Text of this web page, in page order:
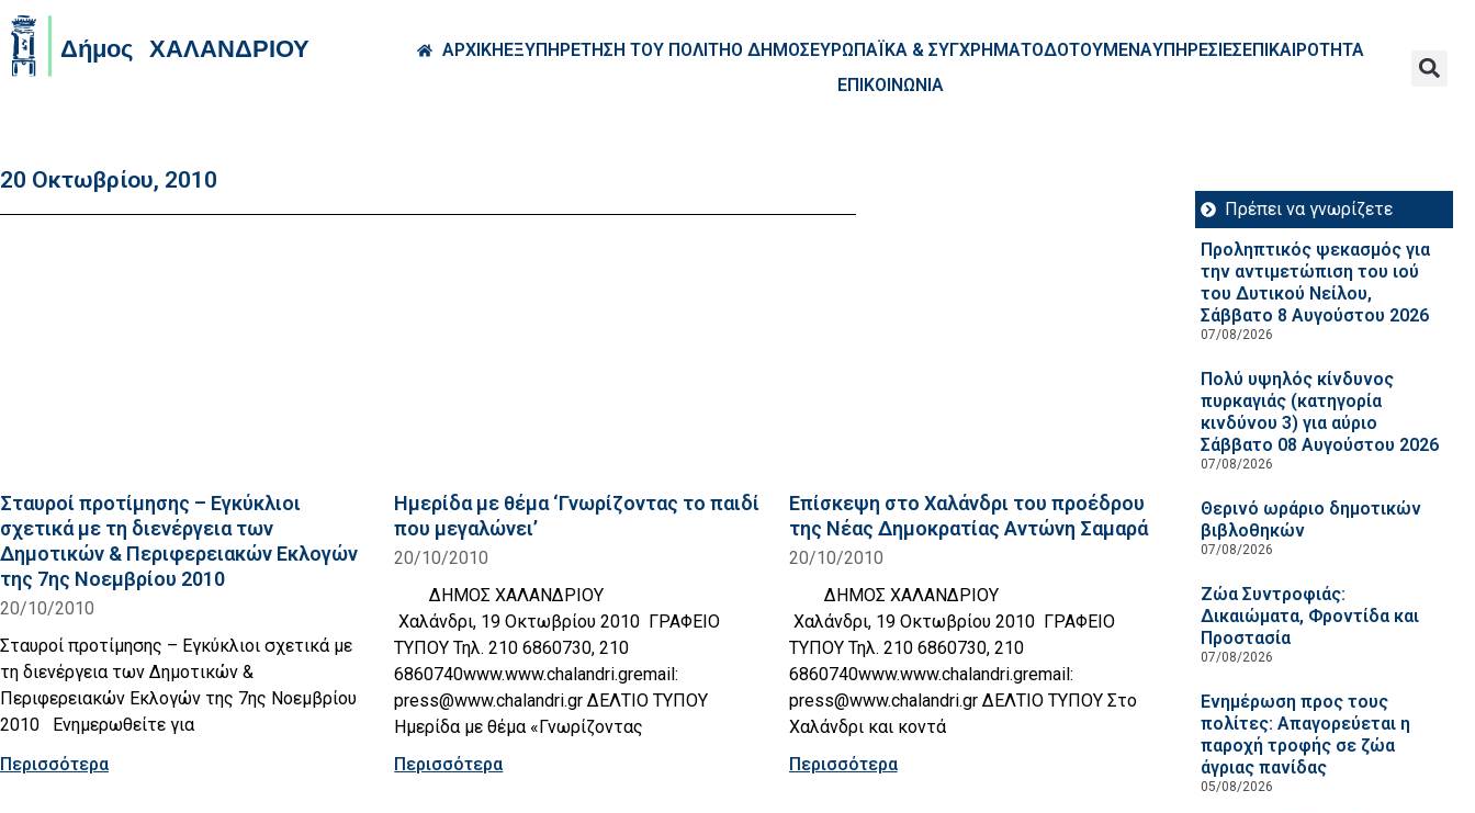
ΑΡΧΙΚΗΕΞΥΠΗΡΕΤΗΣΗ ΤΟΥ ΠΟΛΙΤΗΟ ΔΗΜΟΣΕΥΡΩΠΑΪΚΑ & ΣΥΓΧΡΗΜΑΤΟΔΟΤΟΥΜΕΝΑΥΠΗΡΕΣΙΕΣΕΠΙΚΑΙΡΟΤΗΤΑ
ΕΠΙΚΟΙΝΩΝΙΑ
20 Οκτωβρίου, 2010
Σταυροί προτίμησης – Εγκύκλιοι
σχετικά με τη διενέργεια των
Δημοτικών & Περιφερειακών Εκλογών
της 7ης Νοεμβρίου 2010
20/10/2010
Σταυροί προτίμησης – Εγκύκλιοι σχετικά με
τη διενέργεια των Δημοτικών &
Περιφερειακών Εκλογών της 7ης Νοεμβρίου
2010 Ενημερωθείτε για
Περισσότερα
Ημερίδα με θέμα ‘Γνωρίζοντας το παιδί
που μεγαλώνει’
20/10/2010
ΔΗΜΟΣ ΧΑΛΑΝΔΡΙΟΥ
Χαλάνδρι, 19 Οκτωβρίου 2010 ΓΡΑΦΕΙΟ
ΤΥΠΟΥ Τηλ. 210 6860730, 210
6860740www.www.chalandri.gremail:
press@www.chalandri.gr ΔΕΛΤΙΟ ΤΥΠΟΥ
Ημερίδα με θέμα «Γνωρίζοντας
Περισσότερα
Επίσκεψη στο Χαλάνδρι του προέδρου
της Νέας Δημοκρατίας Αντώνη Σαμαρά
20/10/2010
ΔΗΜΟΣ ΧΑΛΑΝΔΡΙΟΥ
Χαλάνδρι, 19 Οκτωβρίου 2010 ΓΡΑΦΕΙΟ
ΤΥΠΟΥ Τηλ. 210 6860730, 210
6860740www.www.chalandri.gremail:
press@www.chalandri.gr ΔΕΛΤΙΟ ΤΥΠΟΥ Στο
Χαλάνδρι και κοντά
Περισσότερα
Πρέπει να γνωρίζετε
Προληπτικός ψεκασμός για
την αντιμετώπιση του ιού
του Δυτικού Νείλου,
Σάββατο 8 Αυγούστου 2026
07/08/2026
Πολύ υψηλός κίνδυνος
πυρκαγιάς (κατηγορία
κινδύνου 3) για αύριο
Σάββατο 08 Αυγούστου 2026
07/08/2026
Θερινό ωράριο δημοτικών
βιβλοθηκών
07/08/2026
Ζώα Συντροφιάς:
Δικαιώματα, Φροντίδα και
Προστασία
07/08/2026
Ενημέρωση προς τους
πολίτες: Απαγορεύεται η
παροχή τροφής σε ζώα
άγριας πανίδας
05/08/2026